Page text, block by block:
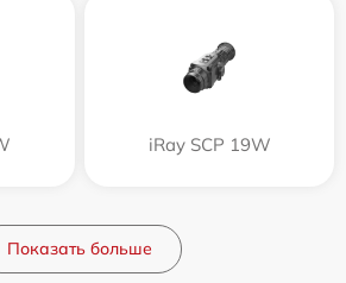
iRay SCP 19W
Показать больше